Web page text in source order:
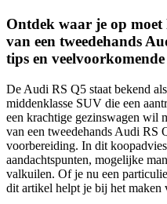
Ontdek waar je op moet
van een tweedehands
tips en
De Audi RS Q5 staat bekend
middenklasse SUV die een
een krachtige gezinswagen wil
van een tweedehands Audi RS
voorbereiding. In dit
aandachtspunten, mogelijke
valkuilen. Of je nu een
dit artikel helpt je bij het maken